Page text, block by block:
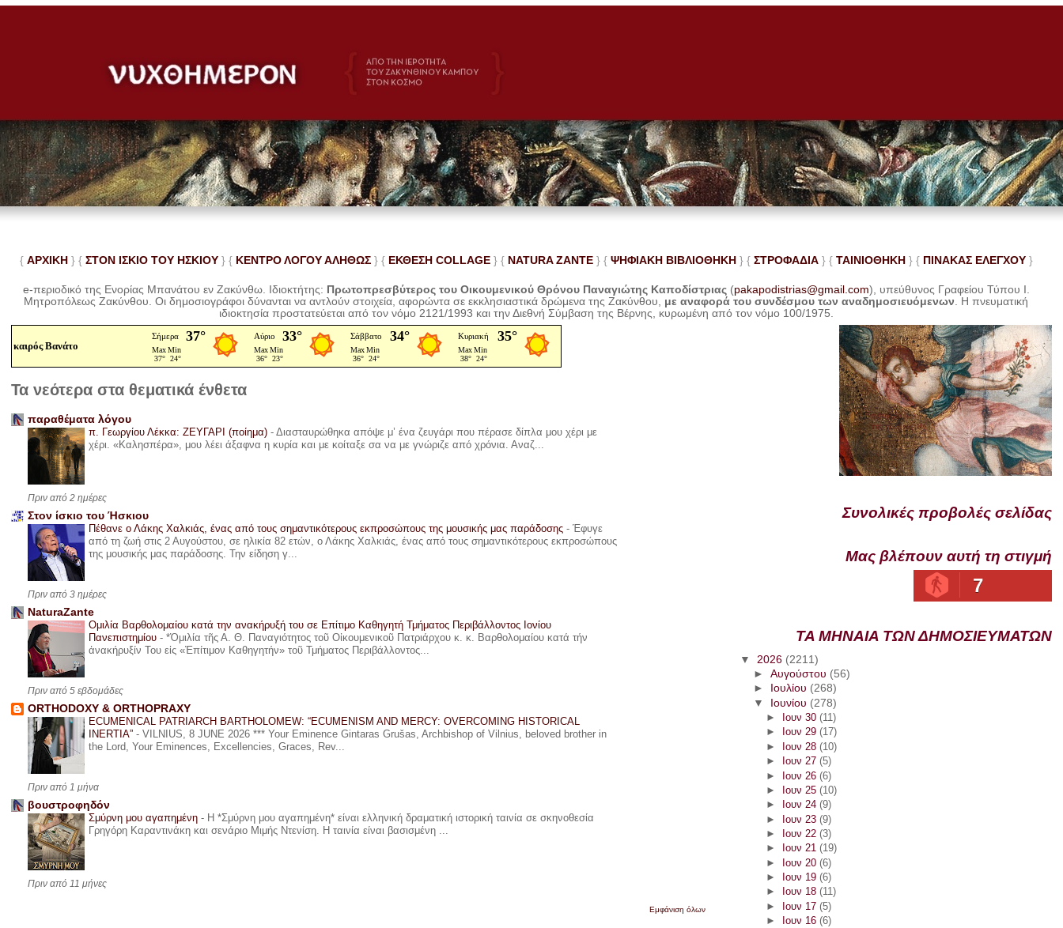
{ ΑΡΧΙΚΗ } { ΣΤΟΝ ΙΣΚΙΟ ΤΟΥ ΗΣΚΙΟΥ } { ΚΕΝΤΡΟ ΛΟΓΟΥ ΑΛΗΘΩΣ } { ΕΚΘΕΣΗ COLLAGE }{ NATURA ZANTE} { ΨΗΦΙΑΚΗ ΒΙΒΛΙΟΘΗΚΗ } { ΣΤΡΟΦΑΔΙΑ } { ΤΑΙΝΙΟΘΗΚΗ } { ΠΙΝΑΚΑΣ ΕΛΕΓΧΟΥ}
e-περιοδικό της Ενορίας Μπανάτου εν Ζακύνθω. Ιδιοκτήτης: Πρωτοπρεσβύτερος του Οικουμενικού Θρόνου Παναγιώτης Καποδίστριας (pakapodistrias@gmail.com), υπεύθυνος Γραφείου Τύπου Ι.
Μητροπόλεως Ζακύνθου.Οι δημοσιογράφοι δύνανται να αντλούν στοιχεία, αφορώντα σε εκκλησιαστικά δρώμενα της Ζακύνθου, με αναφορά του συνδέσμου των αναδημοσιευόμενων . Ηπνευματική
ιδιοκτησία προστατεύεται από τον νόμο 2121/1993 και την Διεθνή Σύμβαση της Βέρνης, κυρωμένη από τον νόμο 100/1975.
καιρός Βανάτο
Τα νεότερα στα θεματικά ένθετα
παραθέματα λόγου
π. Γεωργίου Λέκκα: ΖΕΥΓΑΡΙ (ποίημα) - Διασταυρώθηκα απόψε μ’ ένα ζευγάρι που πέρασε δίπλα μου χέρι με
χέρι. «Καλησπέρα», μου λέει άξαφνα η κυρία και με κοίταξε σα να με γνώριζε από χρόνια. Αναζ...
Πριν από 2 ημέρες
Στον ίσκιο του Ήσκιου
Πέθανε ο Λάκης Χαλκιάς, ένας από τους σημαντικότερους εκπροσώπους της μουσικής μας παράδοσης - Έφυγε
από τη ζωή στις 2 Αυγούστου, σε ηλικία 82 ετών, ο Λάκης Χαλκιάς, ένας από τους σημαντικότερους εκπροσώπους
της μουσικής μας παράδοσης. Την είδηση γ...
Πριν από 3 ημέρες
NaturaZante
Ομιλία Βαρθολομαίου κατά την ανακήρυξή του σε Επίτιμο Καθηγητή Τμήματος Περιβάλλοντος Ιονίου
Πανεπιστημίου - *Ὁμιλία τῆς Α. Θ. Παναγιότητος τοῦ Οἰκουμενικοῦ Πατριάρχου κ. κ. Βαρθολομαίου κατά τήν
ἀνακήρυξίν Του εἰς «Ἐπίτιμον Καθηγητήν» τοῦ Τμήματος Περιβάλλοντος...
Πριν από 5 εβδομάδες
ORTHODOXY & ORTHOPRAXY
ECUMENICAL PATRIARCH BARTHOLOMEW: “ECUMENISM AND MERCY: OVERCOMING HISTORICAL
INERTIA” - VILNIUS, 8 JUNE 2026 *** Your Eminence Gintaras Grušas, Archbishop of Vilnius, beloved brother in
the Lord, Your Eminences, Excellencies, Graces, Rev...
Πριν από 1 μήνα
βουστροφηδόν
Σμύρνη μου αγαπημένη - Η *Σμύρνη μου αγαπημένη* είναι ελληνική δραματική ιστορική ταινία σε σκηνοθεσία
Γρηγόρη Καραντινάκη και σενάριο Μιμής Ντενίση. Η ταινία είναι βασισμένη ...
Πριν από 11 μήνες
Εμφάνιση όλων
Συνολικές προβολές σελίδας
Μας βλέπουν αυτή τη στιγμή
7
ΤΑ ΜΗΝΑΙΑ ΤΩΝ ΔΗΜΟΣΙΕΥΜΑΤΩΝ
▼ 2026 (2211)
► Αυγούστου (56)
►
Ιουλίου (268)
▼ Ιουνίου (278)
►
Ιουν 30 (11)
►
Ιουν 29 (17)
►
Ιουν 28 (10)
►
Ιουν 27 (5)
► Ιουν 26 (6)
►
Ιουν 25 (10)
►
Ιουν 24 (9)
► Ιουν 23 (9)
►
Ιουν 22 (3)
►
Ιουν 21 (19)
► Ιουν 20 (6)
►
Ιουν 19 (6)
►
Ιουν 18 (11)
► Ιουν 17 (5)
►
Ιουν 16 (6)